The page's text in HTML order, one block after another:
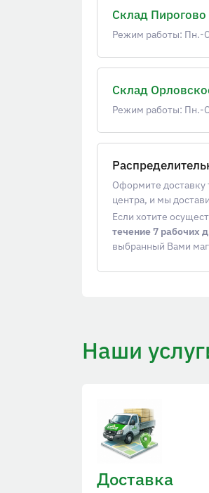
Склад Пирогово
Режим работы: Пн.-
Склад
Режим работы: Пн.-
Оформите доставку
центра, и мы
Если хотите
течение 7 рабочих
выбранный Вами
Наши
Доставка